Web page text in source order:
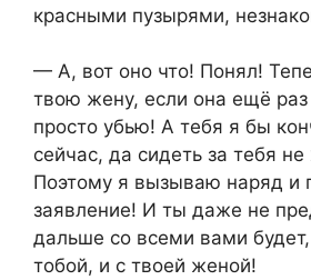
красными пузырями,
— А, вот оно что! Понял!
твою жену, если она ещё
просто убью! А тебя я бы
сейчас, да сидеть за тебя не
Поэтому я вызываю наряд и
заявление! И ты даже не
дальше со всеми вами
тобой, и с твоей женой!